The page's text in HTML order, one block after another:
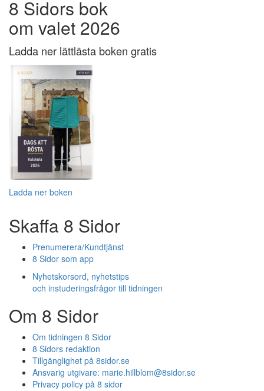
8 Sidors bok
om valet 2026
Ladda ner lättlästa boken gratis
Ladda ner boken
Skaffa 8 Sidor
Prenumerera/Kundtjänst
8 Sidor som app
Nyhetskorsord, nyhetstips
och instuderingsfrågor till tidningen
Om 8 Sidor
Om tidningen 8 Sidor
8 Sidors redaktion
Tillgänglighet på 8sidor.se
Ansvarig utgivare: marie.hillblom@8sidor.se
Privacy policy på 8 sidor